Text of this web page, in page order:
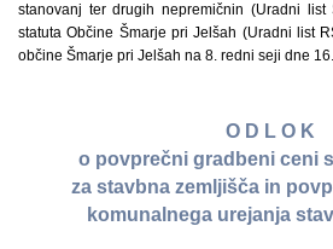
stanovanj ter drugih nepremičnin (Uradni
statuta Občine Šmarje pri Jelšah (Uradni list
občine Šmarje pri Jelšah na 8. redni seji dne
O D L O K
o povprečni gradbeni ceni
za stavbna zemljišča in
komunalnega urejanja